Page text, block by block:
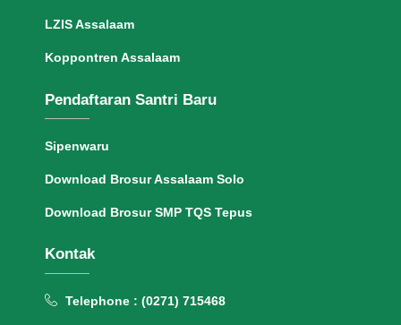
LZIS Assalaam
Koppontren Assalaam
Pendaftaran Santri Baru
Sipenwaru
Download Brosur Assalaam Solo
Download Brosur SMP TQS Tepus
Kontak
Telephone : (0271) 715468